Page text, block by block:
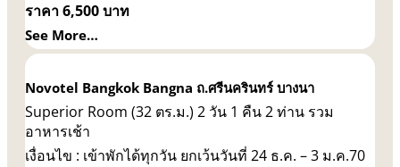
ราคา 6,500 บาท
See More…
Novotel Bangkok Bangna ถ.ศรีนครินทร์ บางนา
Superior Room (32 ตร.ม.) 2 วัน 1 คืน 2 ท่าน รวม
อาหารเช้า
เงื่อนไข : เข้าพักได้ทุกวัน ยกเว้นวันที่ 24 ธ.ค. – 3 ม.ค.70